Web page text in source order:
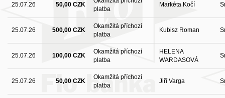
25.07.26 50,00 CZK
platba
Markéta Kočí
25.07.26 500,00 CZK
Okamžitá příchozí
platba
Kubisz Roman
25.07.26 100,00 CZK
Okamžitá příchozí
platba
HELENA
WARDASOVÁ
25.07.26 50,00 CZK
Okamžitá příchozí
platba
Jiří Varga